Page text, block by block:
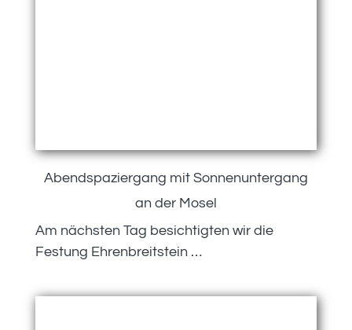
Abendspaziergang mit Sonnenuntergang
an der Mosel
Am nächsten Tag besichtigten wir die
Festung Ehrenbreitstein …